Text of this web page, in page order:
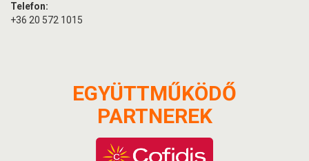
Telefon:
+36 20 572 1015
EGYÜTTMŰKÖDŐ
PARTNEREK